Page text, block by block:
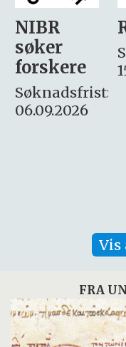
Rektor
Søknadsfrist:
15.09.2026
Vis
FRA